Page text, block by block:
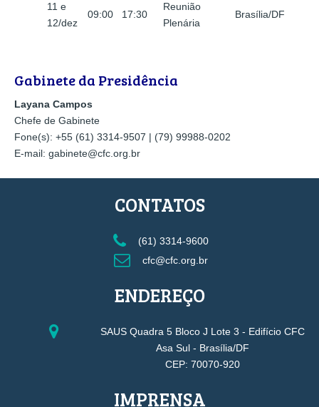
11 e
12/dez
09:00 17:30
Reunião
Plenária
Brasília/DF
Gabinete da Presidência
Layana Campos
Chefe de Gabinete
Fone(s): +55 (61) 3314-9507 | (79) 99988-0202
E-mail: gabinete@cfc.org.br
CONTATOS
(61) 3314-9600
cfc@cfc.org.br
ENDEREÇO
SAUS Quadra 5 Bloco J Lote 3 - Edifício CFC
Asa Sul - Brasília/DF
CEP: 70070-920
IMPRENSA